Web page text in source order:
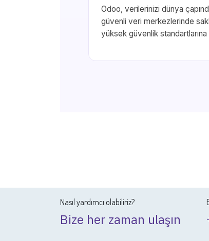
Odoo, verilerinizi dünya
güvenli veri merkezlerinde
yüksek güvenlik standartlarına
Nasıl yardımcı olabiliriz?
Bize her zaman ulaşın